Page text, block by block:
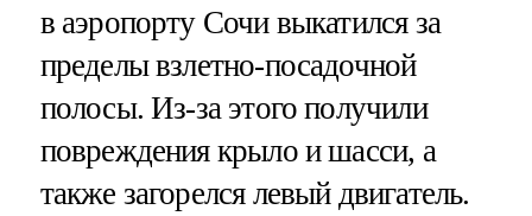
в аэропорту Сочи выкатился за
пределы взлетно-посадочной
полосы. Из-за этого получили
повреждения крыло и шасси, а
также загорелся левый двигатель.